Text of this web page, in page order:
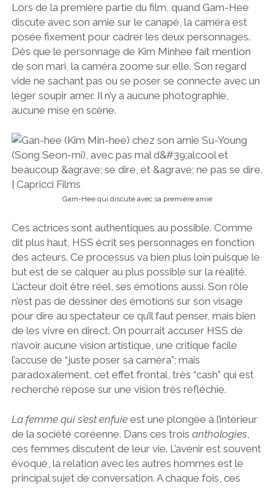
Lors de la première partie du film, quand Gam-Hee
discute avec son amie sur le canapé, la caméra est
posée fixement pour cadrer les deux personnages.
Dès que le personnage de Kim Minhee fait mention
de son mari, la caméra zoome sur elle. Son regard
vide ne sachant pas ou se poser se connecte avec un
léger soupir amer. Il n’y a aucune photographie,
aucune mise en scène.
Gam-Hee qui discute avec sa première amie
Ces actrices sont authentiques au possible. Comme
dit plus haut, HSS écrit ses personnages en fonction
des acteurs. Ce processus va bien plus loin puisque le
but est de se calquer au plus possible sur la réalité.
L’acteur doit être réel, ses émotions aussi. Son rôle
n’est pas de dessiner des émotions sur son visage
pour dire au spectateur ce qu’il faut penser, mais bien
de les vivre en direct. On pourrait accuser HSS de
n’avoir aucune vision artistique, une critique facile
l’accuse de “juste poser sa caméra”; mais
paradoxalement, cet effet frontal, très “cash” qui est
recherché repose sur une vision très réfléchie.
La femme qui s’est enfuie est une plongée à l’intérieur
de la société coréenne. Dans ces trois anthologies,
ces femmes discutent de leur vie. L’avenir est souvent
évoqué, la relation avec les autres hommes est le
principal sujet de conversation. A chaque fois, ces